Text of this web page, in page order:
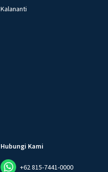
Kalananti
Hubungi Kami
+62 815-7441-0000